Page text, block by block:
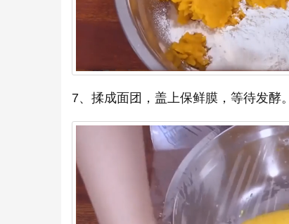
7、揉成面团，盖上保鲜膜，等待发酵。